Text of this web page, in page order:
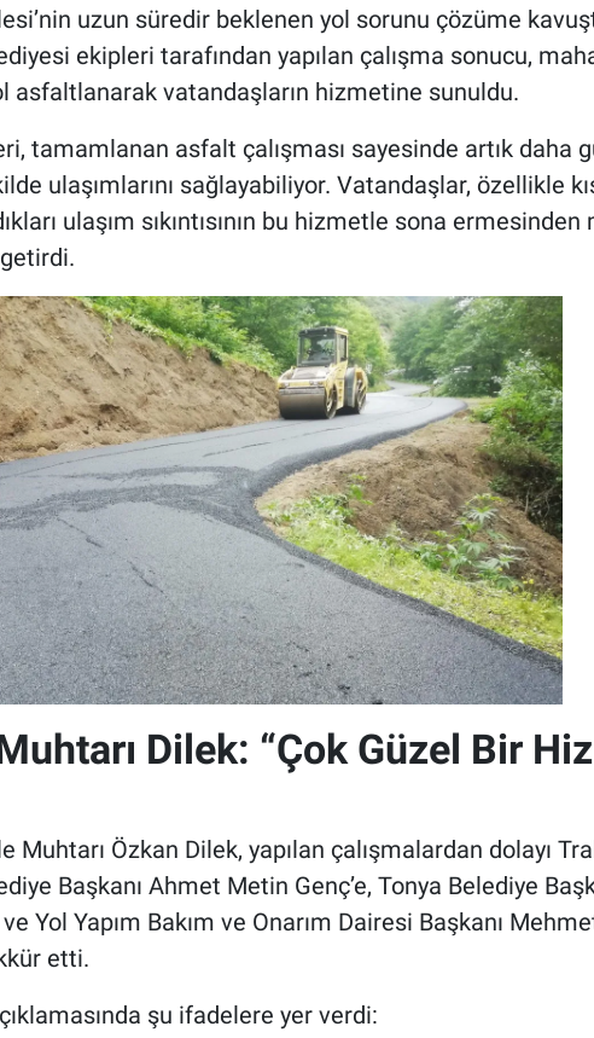
uzun süredir beklenen yol sorunu çözüme
ekipleri tarafından yapılan çalışma sonucu,
asfaltlanarak vatandaşların hizmetine sunuldu.
tamamlanan asfalt çalışması sayesinde artık daha
ulaşımlarını sağlayabiliyor. Vatandaşlar, özellikle
ulaşım sıkıntısının bu hizmetle sona
Dilek: “Çok Güzel Bir
Muhtarı Özkan Dilek, yapılan çalışmalardan dolayı
Başkanı Ahmet Metin Genç’e, Tonya Belediye
Yol Yapım Bakım ve Onarım Dairesi Başkanı
etti.
şu ifadelere yer verdi: